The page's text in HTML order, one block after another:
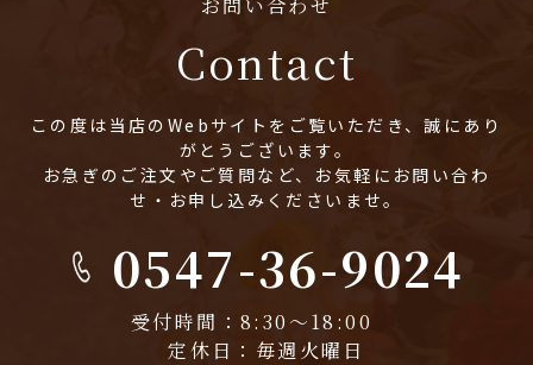
Contact
この度は当店のWebサイトをご覧いただき、誠にあり
がとうございます。
お急ぎのご注文やご質問など、お気軽にお問い合わ
せ・お申し込みくださいませ。
0547-36-9024
受付時間：8:30～18:00
定休日：毎週火曜日